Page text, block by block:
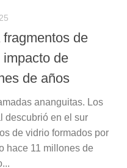
de
de
de años
ananguitas. Los
descubrió en el sur
de vidrio formados por
hace 11 millones de